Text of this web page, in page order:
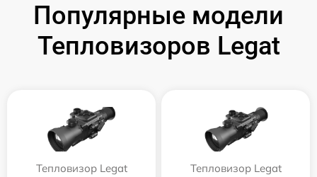
Популярные модели
Тепловизоров Legat
Тепловизор Legat
Тепловизор Legat